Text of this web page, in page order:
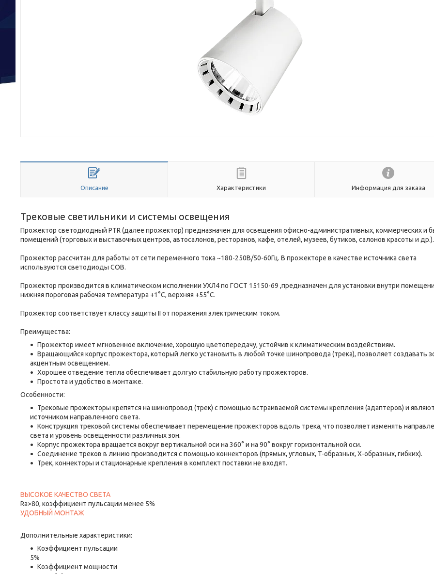
Описание Характеристики Информация для заказа
Трековые светильники и системы освещения
Прожектор светодиодный PTR (далее прожектор) предназначен для освещения офисно-административных, коммерческих и
помещений (торговых и выставочных центров, автосалонов, ресторанов, кафе, отелей, музеев, бутиков, салонов красоты и др.).
Прожектор рассчитан для работы от сети переменного тока ~180-250В/50-60Гц. В прожекторе в качестве источника света
используются светодиоды COB.
Прожектор производится в климатическом исполнении УХЛ4 по ГОСТ 15150-69 ,предназначен для установки внутри
нижняя пороговая рабочая температура +1°C, верхняя +55°C.
Прожектор соответствует классу защиты II от поражения электрическим током.
Преимущества:
Прожектор имеет мгновенное включение, хорошую цветопередачу, устойчив к климатическим воздействиям.
Вращающийся корпус прожектора, который легко установить в любой точке шинопровода (трека), позволяет создавать
акцентным освещением.
Хорошее отведение тепла обеспечивает долгую стабильную работу прожекторов.
Простота и удобство в монтаже.
Особенности:
Трековые прожекторы крепятся на шинопровод (трек) с помощью встраиваемой системы крепления (адаптеров) и
источником направленного света.
Конструкция трековой системы обеспечивает перемещение прожекторов вдоль трека, что позволяет изменять
света и уровень освещенности различных зон.
Корпус прожектора вращается вокруг вертикальной оси на 360° и на 90° вокруг горизонтальной оси.
Соединение треков в линию производится с помощью коннекторов (прямых, угловых, T-образных, X-образных, гибких).
Трек, коннекторы и стационарные крепления в комплект поставки не входят.
ВЫСОКОЕ КАЧЕСТВО СВЕТА
Ra>80, коэффициент пульсации менее 5%
УДОБНЫЙ МОНТАЖ
Дополнительные характеристики:
Коэффициент пульсации
5%
Коэффициент мощности